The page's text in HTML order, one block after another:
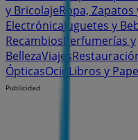
y BricolajeRopa,
ElectrónicaJuguetes y
RecambiosPerfumerías y
BellezaViajes
ÓpticasOcio Libros y
Publicidad